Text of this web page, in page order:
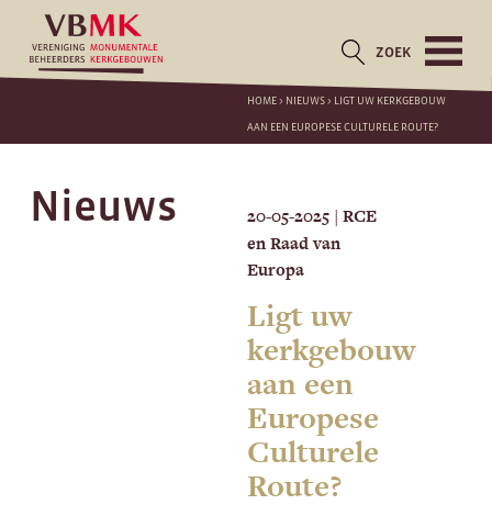
ZOEK
HOME> NIEUWS> LIGT UW KERKGEBOUW
AAN EEN EUROPESE CULTURELE ROUTE?
Nieuws 20-05-2025 | RCE
en Raad van
Europa
Ligt uw
kerkgebouw
aan een
Europese
Culturele
Route?